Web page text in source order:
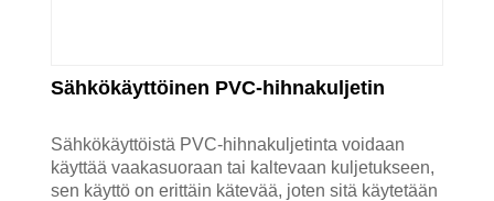
Sähkökäyttöinen PVC-hihnakuljetin
Sähkökäyttöistä PVC-hihnakuljetinta voidaan
käyttää vaakasuoraan tai kaltevaan kuljetukseen,
sen käyttö on erittäin kätevää, joten sitä käytetään